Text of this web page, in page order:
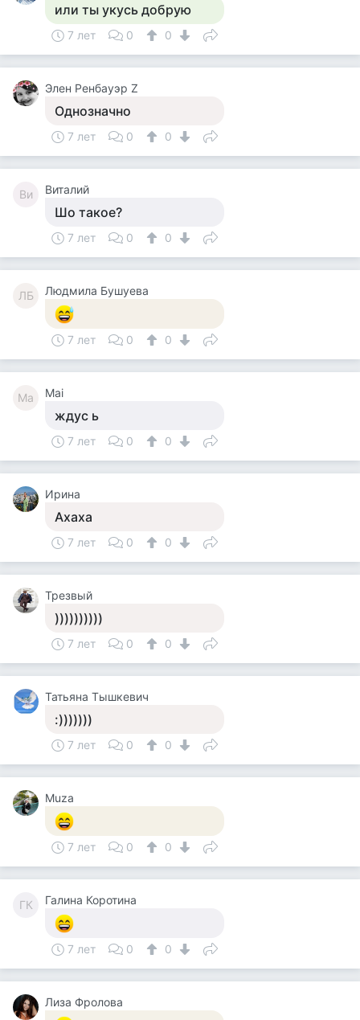
или ты укусь добрую
7 лет 0 0
Элен Ренбауэр Z
Однозначно
7 лет 0 0
Ви Виталий
Шо такое?
7 лет 0 0
ЛБ Людмила Бушуева
7 лет 0 0
Ma Mai
ждус ь
7 лет 0 0
Ирина
Ахаха
7 лет 0 0
Трезвый
))))))))))
7 лет 0 0
Татьяна Тышкевич
:)))))))
7 лет 0 0
Muza
7 лет 0 0
ГК Галина Коротина
7 лет 0 0
Лиза Фролова